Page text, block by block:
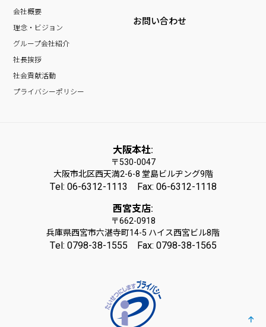
会社概要
理念・ビジョン
グループ会社紹介
社長挨拶
社会貢献活動
プライバシーポリシー
お問い合わせ
大阪本社:
〒530-0047
大阪市北区西天満2-6-8 堂島ビルヂング9階
Tel: 06-6312-1113 Fax: 06-6312-1118
西宮支店:
〒662-0918
兵庫県西宮市六湛寺町14-5 ハイス西宮ビル8階
Tel: 0798-38-1555 Fax: 0798-38-1565